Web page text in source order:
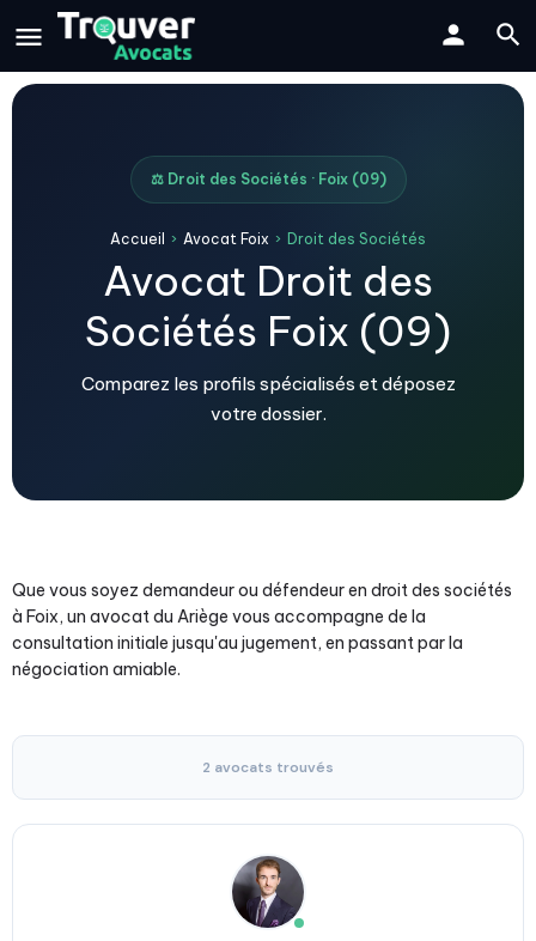
⚖️ Droit des Sociétés · Foix (09)
Accueil › Avocat Foix › Droit des Sociétés
Avocat Droit des
Sociétés Foix (09)
Comparez les profils spécialisés et déposez
votre dossier.
Que vous soyez demandeur ou défendeur en droit des sociétés
à Foix, un avocat du Ariège vous accompagne de la
consultation initiale jusqu'au jugement, en passant par la
négociation amiable.
2 avocats trouvés